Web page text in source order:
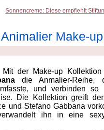
Sonnencreme: Diese empfiehlt
Make-up
der Make-up
die Anmalier-Reihe,
und verbinden so
Die Kollektion greift
und Stefano Gabbana
ihn in eine